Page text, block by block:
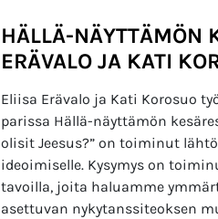
HÄLLÄ-NÄYTTÄMÖN
ERÄVALO JA KATI
Eliisa Erävalo ja Kati Korosuo
parissa Hällä-näyttämön
olisit Jeesus?” on toiminut
ideoimiselle. Kysymys on
tavoilla, joita haluamme
asettuvan nykytanssiteoksen